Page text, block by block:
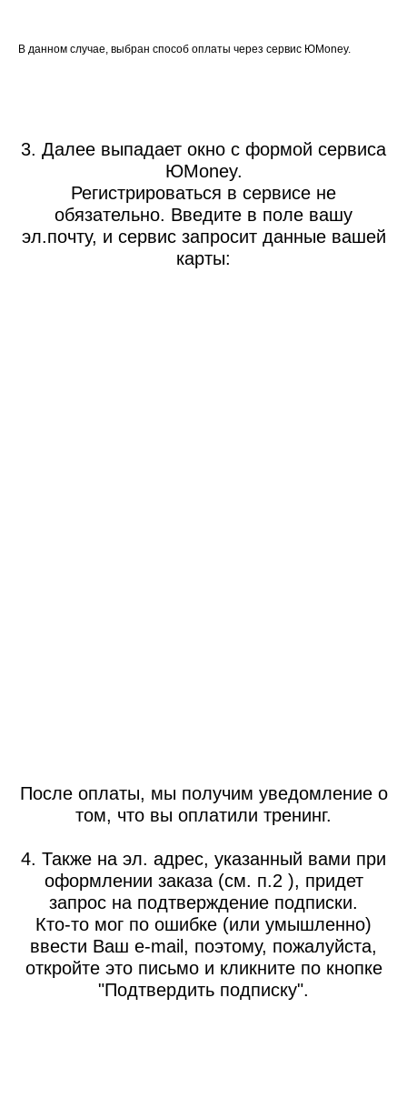
В данном случае, выбран способ оплаты через сервис ЮMoney.
3. Далее выпадает окно с формой сервиса
ЮMoney.
Регистрироваться в сервисе не
обязательно. Введите в поле вашу
эл.почту, и сервис запросит данные вашей
карты:
После оплаты, мы получим уведомление о
том, что вы оплатили тренинг.
4. Также на эл. адрес, указанный вами при
оформлении заказа (см. п.2 ), придет
запрос на подтверждение подписки.
Кто-то мог по ошибке (или умышленно)
ввести Ваш e-mail, поэтому, пожалуйста,
откройте это письмо и кликните по кнопке
"Подтвердить подписку".